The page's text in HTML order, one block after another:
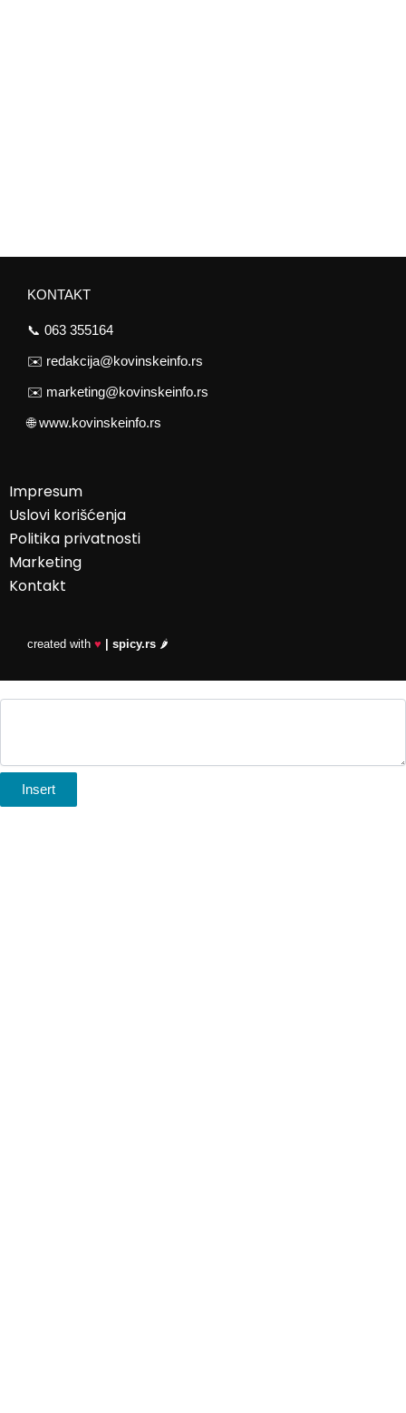
KONTAKT
📞 063 355164
✉️ redakcija@kovinskeinfo.rs
✉️ marketing@kovinskeinfo.rs
🌐www.kovinskeinfo.rs
Impresum
Uslovi korišćenja
Politika privatnosti
Marketing
Kontakt
created with ♥ | spicy.rs 🌶️
Insert